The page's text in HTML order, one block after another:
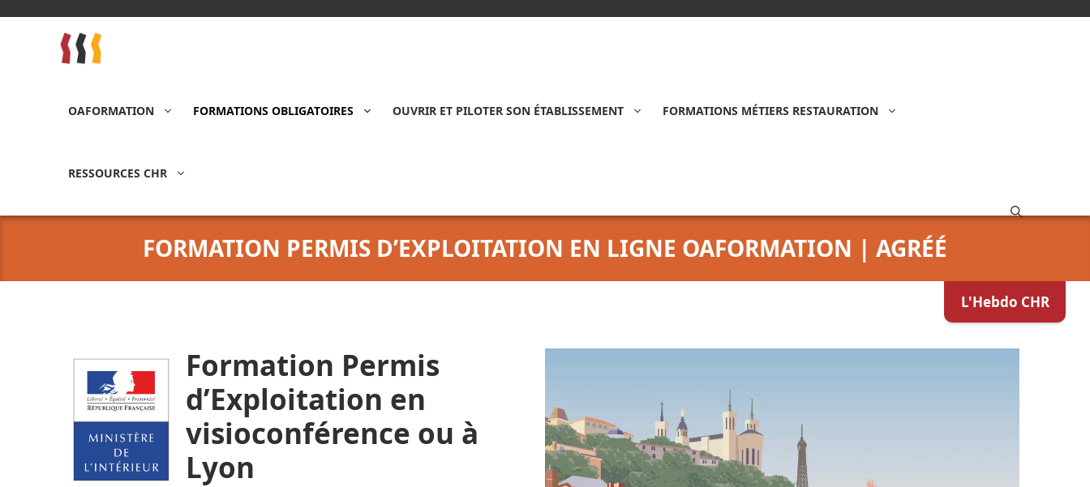
OAFORMATION FORMATIONS OBLIGATOIRES OUVRIR ET PILOTER SON ÉTABLISSEMENT FORMATIONS MÉTIERS RESTAURATION
RESSOURCES CHR
FORMATION PERMIS D’EXPLOITATION EN LIGNE OAFORMATION | AGRÉÉ
L'Hebdo CHR
Formation Permis
d’Exploitation en
visioconférence ou à
Lyon